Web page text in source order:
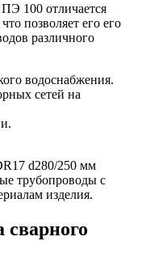
100 отличается
позволяет его его
различного
водоснабжения.
сетей на
d280/250 мм
трубопроводы с
изделия.
сварного